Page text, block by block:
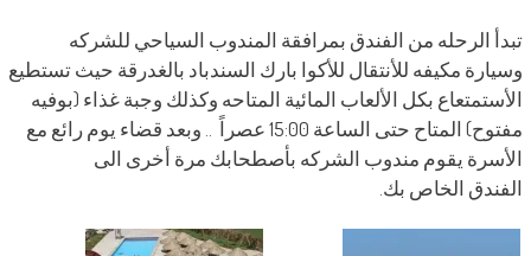
تبدأ الرحله من الفندق بمرافقة المندوب السياحي للشركه
وسيارة مكيفه للأنتقال للأكوا بارك السندباد بالغدرقة حيث تستطيع
الأستمتعاع بكل الألعاب المائية المتاحه وكذلك وجبة غذاء (بوفيه
مفتوح) المتاح حتى الساعة 15:00 عصراً .. وبعد قضاء يوم رائع مع
الأسرة يقوم مندوب الشركه بأصطحابك مرة أخرى الى
الفندق الخاص بك.